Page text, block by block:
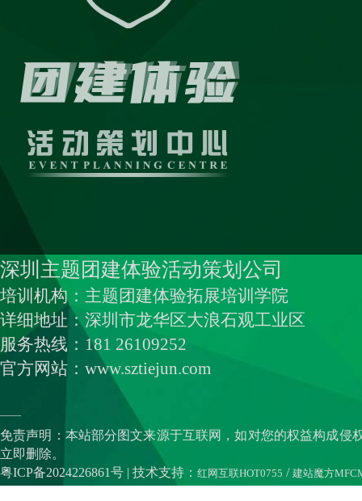
深圳主题团建体验活动策划公司
培训机构：主题团建体验拓展培训学院
详细地址：深圳市龙华区大浪石观工业区
服务热线：181 26109252
官方网站：www.sztiejun.com
——
免责声明：本站部分图文来源于互联网，如对您的权益构成侵
立即删除。
粤ICP备2024226861号 | 技术支持： 红网互联HOT0755 / 建站魔方